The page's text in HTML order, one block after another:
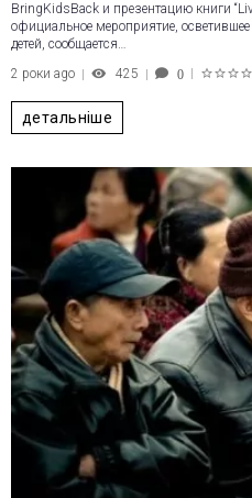
BringKidsBack и презентацию книги
официальное мероприятие,
детей, сообщается…
2 роки ago
425 0
детальніше